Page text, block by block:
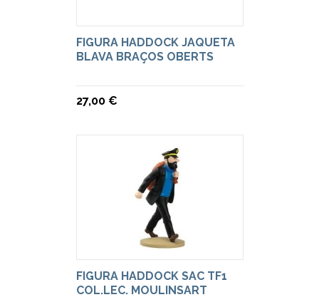
FIGURA HADDOCK JAQUETA
BLAVA BRAÇOS OBERTS
27,00 €
FIGURA HADDOCK SAC TF1
COL.LEC. MOULINSART